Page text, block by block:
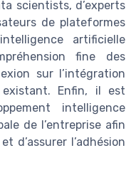
scientists, d’experts
de plateformes
artificielle
fine des
sur l’intégration
existant. Enfin, il est
intelligence
de l’entreprise afin
d’assurer l’adhésion